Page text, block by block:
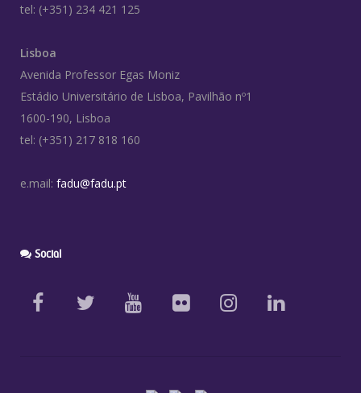
tel: (+351) 234 421 125
Lisboa
Avenida Professor Egas Moniz
Estádio Universitário de Lisboa, Pavilhão nº1
1600-190, Lisboa
tel: (+351) 217 818 160
e.mail: fadu@fadu.pt
Social